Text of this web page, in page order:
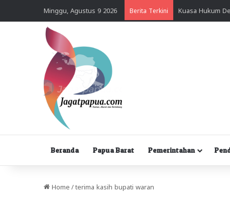
Minggu, Agustus 9 2026 Berita Terkini
Beranda Papua Barat Pemerintahan
Home / terima kasih bupati waran